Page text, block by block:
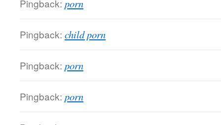
Pingback: porn
Pingback: child porn
Pingback: porn
Pingback: porn